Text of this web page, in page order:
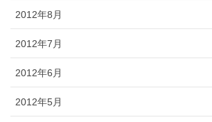
2012年8月
2012年7月
2012年6月
2012年5月